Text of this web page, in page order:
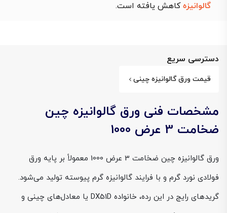
گالوانیزهکاهش یافته است.
دسترسی سریع
قیمت ورق گالوانیزه چینی
مشخصات فنی ورق گالوانیزه چین
ضخامت 3 عرض 1000
ورق گالوانیزه چین ضخامت 3 عرض 1000 معمولاً بر پایه ورق
فولادی نورد گرم و با فرایند گالوانیزه گرم پیوسته تولید می‌شود.
گریدهای رایج در این رده، خانواده DX51D یا معادل‌های چینی و